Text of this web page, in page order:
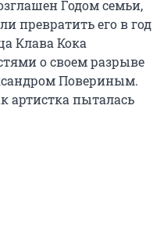
Годом семьи,
превратить его в год
Клава Кока
о своем разрыве
Повериным.
артистка пыталась